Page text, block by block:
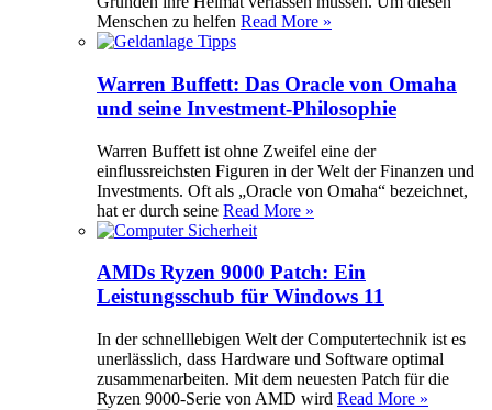
Menschen zu helfen Read More »
Warren Buffett: Das Oracle von Omaha
und seine Investment-Philosophie
Warren Buffett ist ohne Zweifel eine der
einflussreichsten Figuren in der Welt der Finanzen und
Investments. Oft als „Oracle von Omaha“ bezeichnet,
hat er durch seine Read More »
AMDs Ryzen 9000 Patch: Ein
Leistungsschub für Windows 11
In der schnelllebigen Welt der Computertechnik ist es
unerlässlich, dass Hardware und Software optimal
zusammenarbeiten. Mit dem neuesten Patch für die
Ryzen 9000-Serie von AMD wird Read More »